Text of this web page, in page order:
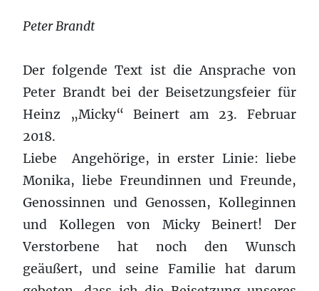
Peter Brandt
Der folgende Text ist die Ansprache von
Peter Brandt bei der Beisetzungsfeier für
Heinz „Micky“ Beinert am 23. Februar
2018.
Liebe Angehörige, in erster Linie: liebe
Monika, liebe Freundinnen und Freunde,
Genossinnen und Genossen, Kolleginnen
und Kollegen von Micky Beinert! Der
Verstorbene hat noch den Wunsch
geäußert, und seine Familie hat darum